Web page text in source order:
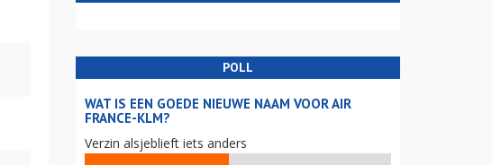
POLL
WAT IS EEN GOEDE NIEUWE NAAM VOOR AIR
FRANCE-KLM?
Verzin alsjeblieft iets anders